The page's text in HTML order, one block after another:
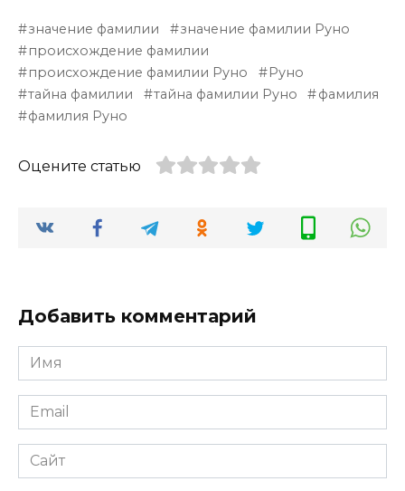
значение фамилии
значение фамилии Руно
происхождение фамилии
происхождение фамилии Руно
Руно
тайна фамилии
тайна фамилии Руно
фамилия
фамилия Руно
Оцените статью
Добавить комментарий
Имя
*
Email
*
Сайт